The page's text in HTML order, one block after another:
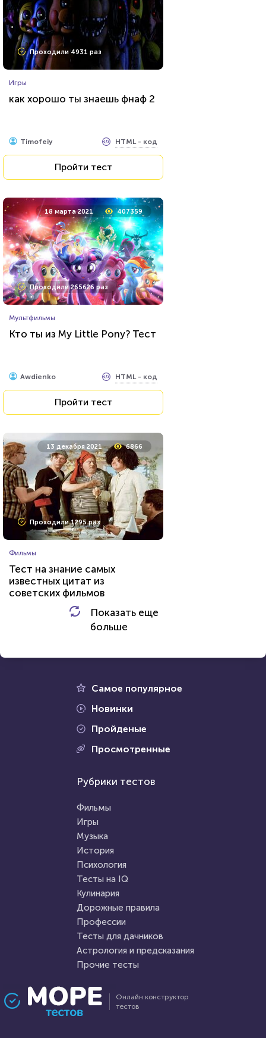
Проходили 606 раз
Тест о редких животных
Пройти тест
10 сентября 2021 12573
Проходили 2673 раза
Тест: Фиксики
Пройти тест
Проходили 8031 раз
Тест по игре Dota 2
Пройти тест
Проходили 137 раз
Журсын Айдархан
Пройти тест
17 февраля 2022 10175
Проходили 4931 раз
Игры
как хорошо ты знаешь фнаф 2
Timofeiy HTML - код
Пройти тест
18 марта 2021 407359
Проходили 265626 раз
Мультфильмы
Кто ты из My Little Pony? Тест
Awdienko HTML - код
Пройти тест
13 декабря 2021 6866
Проходили 1295 раз
Фильмы
Тест на знание самых
известных цитат из
советских фильмов
HTML - код
5 октября 2021
Тест на уникальность: "Что
Вы видите первым?"
9 августа 2021
Проходили 7451 раз
Показать еще
больше
Онлайн конструктор
тестов
Рубрики тестов
Фильмы
Игры
Музыка
История
Психология
Тесты на IQ
Кулинария
Дорожные правила
Профессии
Тесты для дачников
Астрология и предсказания
Прочие тесты
Самое популярное
Новинки
Пройденые
Просмотренные